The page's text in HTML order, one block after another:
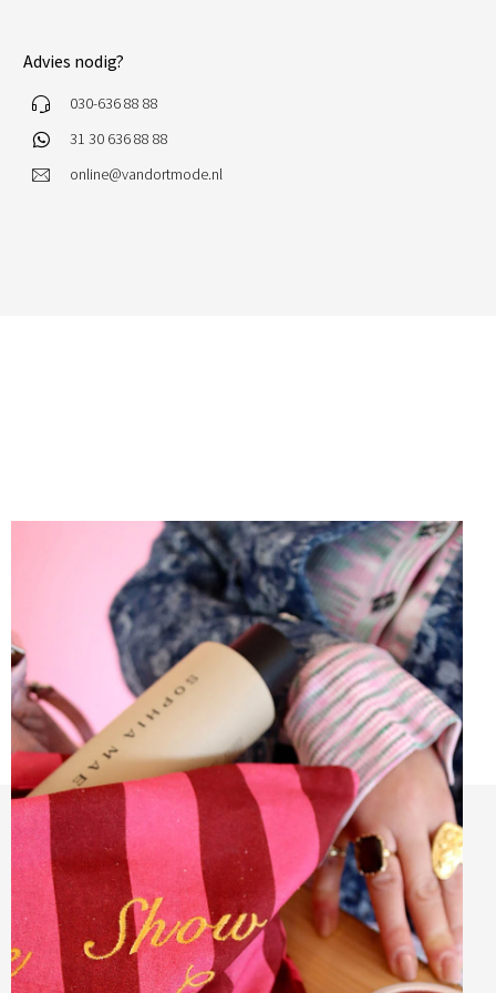
Advies nodig?
030-636 88 88
31 30 636 88 88
online@vandortmode.nl